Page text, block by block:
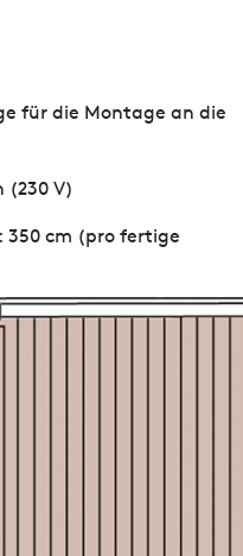
für die Montage an die
(230 V)
350 cm (pro fertige